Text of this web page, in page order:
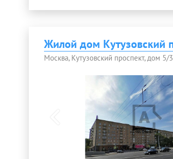
Жилой дом Кутузовский
Москва, Кутузовский проспект, дом 5/3